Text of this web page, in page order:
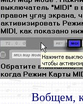
Вобщем,